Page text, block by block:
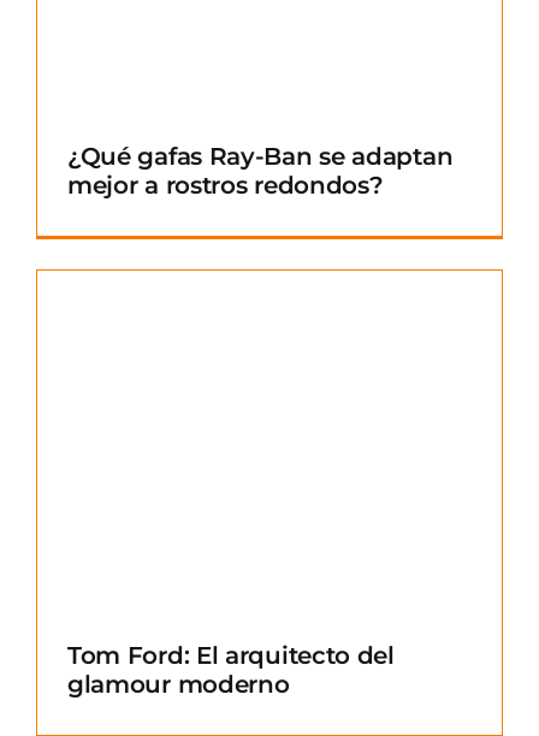
¿Qué gafas Ray-Ban se adaptan
mejor a rostros redondos?
Tom Ford: El arquitecto del
glamour moderno